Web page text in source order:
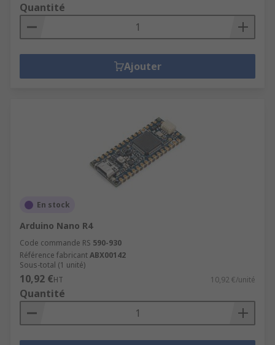
Quantité
Ajouter
En stock
Arduino Nano R4
Code commande RS 590-930
Référence fabricantABX00142
Sous-total (1 unité)
10,92 €HT 10,92 €/unité
Quantité